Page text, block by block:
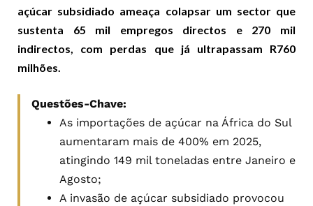
açúcar subsidiado ameaça colapsar um sector que
sustenta 65 mil empregos directos e 270 mil
indirectos, com perdas que já ultrapassam R760
milhões.
Questões-Chave:
As importações de açúcar na África do Sul
aumentaram mais de 400% em 2025,
atingindo 149 mil toneladas entre Janeiro e
Agosto;
A invasão de açúcar subsidiado provocou